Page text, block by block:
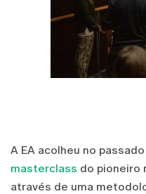
A EA acolheu no
masterclass do pioneiro
através de uma